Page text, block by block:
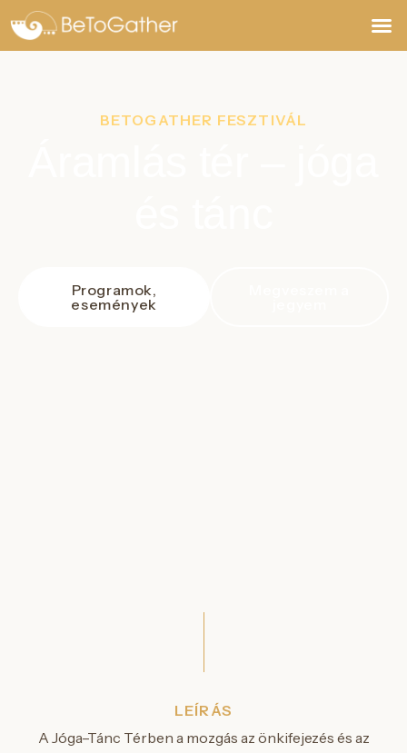
BETOGATHER FESZTIVÁL
Programok,
események
LEÍRÁS
A Jóga–Tánc Térben a mozgás az önkifejezés és az